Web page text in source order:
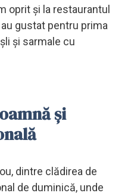
oprit și la restaurantul
gustat pentru prima
și sarmale cu
și
dintre clădirea de
de duminică, unde